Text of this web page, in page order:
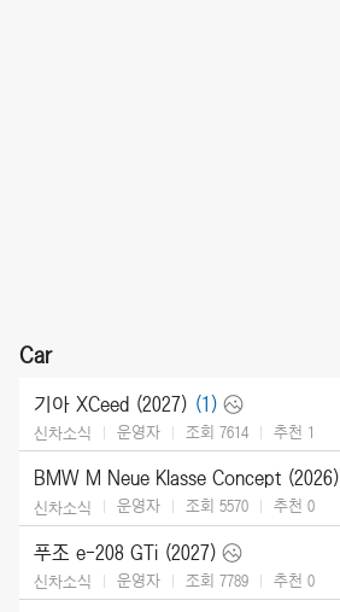
Car
기아 XCeed (2027) (1)
신차소식 운영자 조회 7614 추천 1
BMW M Neue Klasse Concept (2026)
신차소식 운영자 조회 5570 추천 0
푸조 e-208 GTi (2027)
신차소식 운영자 조회 7789 추천 0